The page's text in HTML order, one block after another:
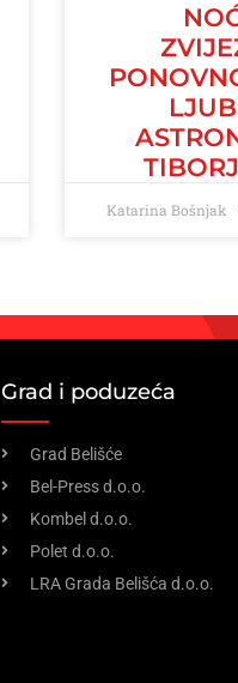
Katarina Bošnjak
Grad i poduzeća
Grad Belišće
Bel-Press d.o.o.
Kombel d.o.o.
Polet d.o.o.
LRA Grada Belišća d.o.o.